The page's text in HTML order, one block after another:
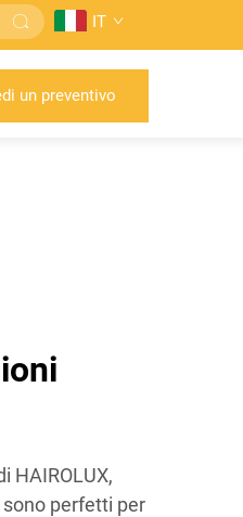
IT
un preventivo
HAIROLUX,
perfetti per